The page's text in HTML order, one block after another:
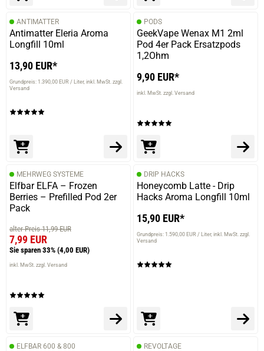
ANTIMATTER
Antimatter Eleria Aroma
Longfill 10ml
13,90 EUR*
Grundpreis: 1.390,00 EUR / Liter inkl. MwSt. zzgl.
Versand
PODS
GeekVape Wenax M1 2ml
Pod 4er Pack Ersatzpods
1,2Ohm
9,90 EUR*
inkl. MwSt. zzgl. Versand
MEHRWEG SYSTEME
Elfbar ELFA – Frozen
Berries – Prefilled Pod 2er
Pack
alter Preis 11,99 EUR
7,99 EUR
Sie sparen 33% (4,00 EUR)
inkl. MwSt. zzgl. Versand
DRIP HACKS
Honeycomb Latte - Drip
Hacks Aroma Longfill 10ml
15,90 EUR*
Grundpreis: 1.590,00 EUR / Liter inkl. MwSt. zzgl.
Versand
ELFBAR 600 & 800 REVOLTAGE